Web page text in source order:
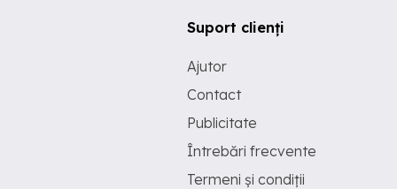
Suport clienți
Ajutor
Contact
Publicitate
Întrebări frecvente
Termeni și condiții